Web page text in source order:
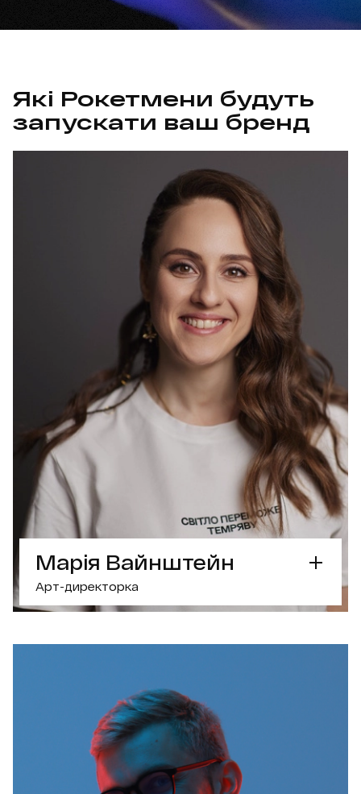
Які Рокетмени будуть
запускати ваш бренд
Марія Вайнштейн
Арт-директорка
Арт директорказ фокусом на брендинг
- Отримала грант Adobe Creative Residency
Community Fund
- Переможниця міжнародного конкурсу
- Роботи публікувалися у Slanted та Adweek